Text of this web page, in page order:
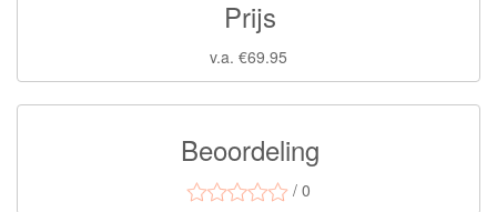
Prijs
v.a. €69.95
Beoordeling
/ 0